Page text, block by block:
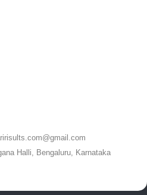
Halli, Bengaluru, Karnataka